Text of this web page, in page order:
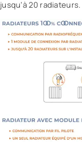
jusqu’à 20 radiateurs.